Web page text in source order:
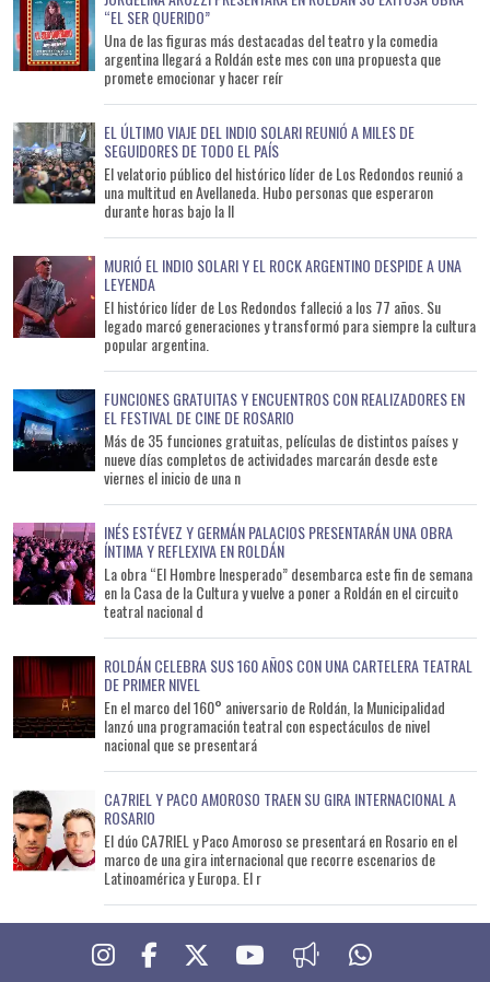
“EL SER QUERIDO”
Una de las figuras más destacadas del teatro y la comedia
argentina llegará a Roldán este mes con una propuesta que
promete emocionar y hacer reír
EL ÚLTIMO VIAJE DEL INDIO SOLARI REUNIÓ A MILES DE
SEGUIDORES DE TODO EL PAÍS
El velatorio público del histórico líder de Los Redondos reunió a
una multitud en Avellaneda. Hubo personas que esperaron
durante horas bajo la ll
MURIÓ EL INDIO SOLARI Y EL ROCK ARGENTINO DESPIDE A UNA
LEYENDA
El histórico líder de Los Redondos falleció a los 77 años. Su
legado marcó generaciones y transformó para siempre la cultura
popular argentina.
FUNCIONES GRATUITAS Y ENCUENTROS CON REALIZADORES EN
EL FESTIVAL DE CINE DE ROSARIO
Más de 35 funciones gratuitas, películas de distintos países y
nueve días completos de actividades marcarán desde este
viernes el inicio de una n
INÉS ESTÉVEZ Y GERMÁN PALACIOS PRESENTARÁN UNA OBRA
ÍNTIMA Y REFLEXIVA EN ROLDÁN
La obra “El Hombre Inesperado” desembarca este fin de semana
en la Casa de la Cultura y vuelve a poner a Roldán en el circuito
teatral nacional d
ROLDÁN CELEBRA SUS 160 AÑOS CON UNA CARTELERA TEATRAL
DE PRIMER NIVEL
En el marco del 160° aniversario de Roldán, la Municipalidad
lanzó una programación teatral con espectáculos de nivel
nacional que se presentará
CA7RIEL Y PACO AMOROSO TRAEN SU GIRA INTERNACIONAL A
ROSARIO
El dúo CA7RIEL y Paco Amoroso se presentará en Rosario en el
marco de una gira internacional que recorre escenarios de
Latinoamérica y Europa. El r